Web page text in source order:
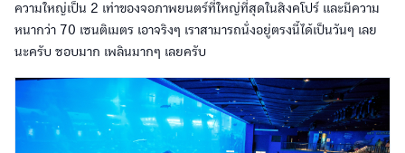
ความใหญ่เป็น 2 เท่าของจอภาพยนตร์ที่ใหญ่ที่สุดในสิงคโปร์ และมีความ
หนากว่า 70 เซนติเมตร เอาจริงๆ เราสามารถนั่งอยู่ตรงนี้ได้เป็นวันๆ เลย
นะครับ ชอบมาก เพลินมากๆ เลยครับ